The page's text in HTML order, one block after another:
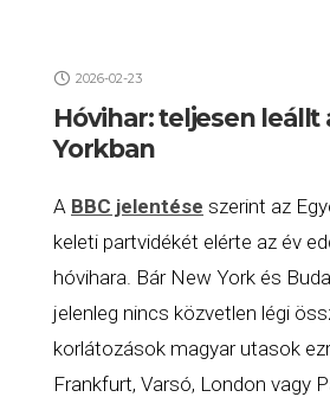
2026-02-23
Hóvihar: teljesen leállt
Yorkban
A BBC jelentése szerint az
keleti partvidékét elérte az év
hóvihara. Bár New York és
jelenleg nincs közvetlen légi
korlátozások magyar utasok
Frankfurt, Varsó, London vagy